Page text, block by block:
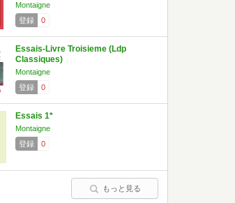
Montaigne
登録
0
Essais-Livre Troisieme (Ldp
Classiques)
Montaigne
登録
0
Essais 1*
Montaigne
登録
0
もっと見る